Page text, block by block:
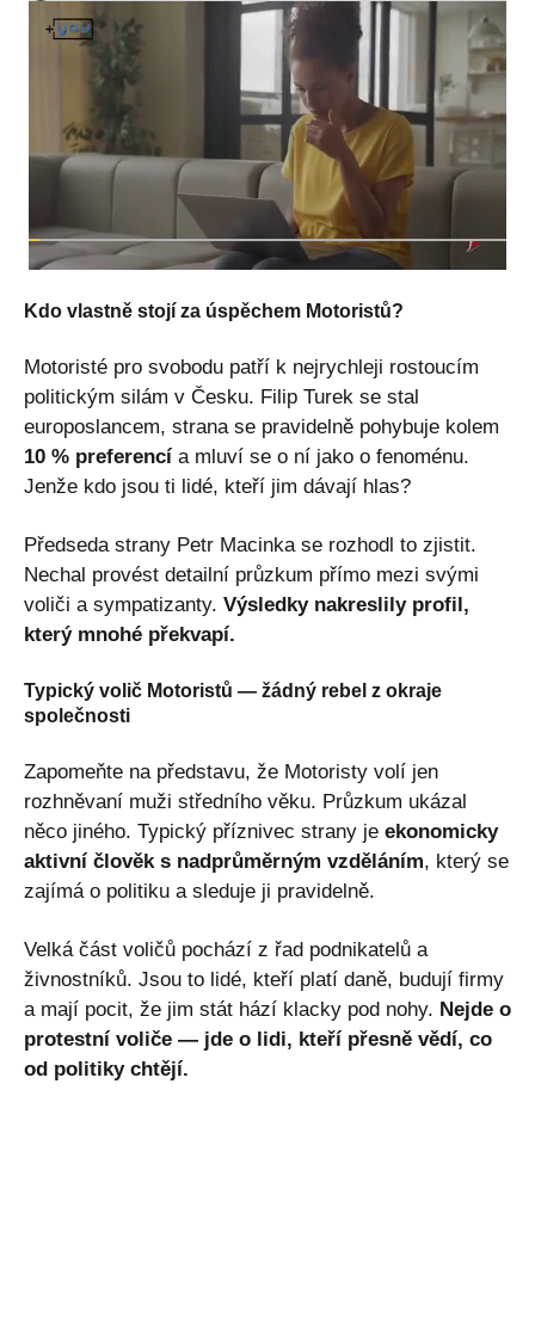
Kdo vlastně stojí za úspěchem Motoristů?
Motoristé pro svobodu patří k nejrychleji rostoucím
politickým silám v Česku. Filip Turek se stal
europoslancem, strana se pravidelně pohybuje kolem
10 % preferencí a mluví se o ní jako o fenoménu.
Jenže kdo jsou ti lidé, kteří jim dávají hlas?
Předseda strany Petr Macinka se rozhodl to zjistit.
Nechal provést detailní průzkum přímo mezi svými
voliči a sympatizanty. Výsledky nakreslily profil,
který mnohé překvapí.
Typický volič Motoristů — žádný rebel z okraje
společnosti
Zapomeňte na představu, že Motoristy volí jen
rozhněvaní muži středního věku. Průzkum ukázal
něco jiného. Typický příznivec strany je ekonomicky
aktivní člověk s nadprůměrným vzděláním, který se
zajímá o politiku a sleduje ji pravidelně.
Velká část voličů pochází z řad podnikatelů a
živnostníků. Jsou to lidé, kteří platí daně, budují firmy
a mají pocit, že jim stát hází klacky pod nohy. Nejde o
protestní voliče — jde o lidi, kteří přesně vědí, co
od politiky chtějí.